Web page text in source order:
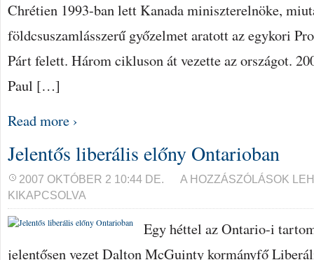
Chrétien 1993-ban lett Kanada miniszterelnöke,
földcsuszamlásszerű győzelmet aratott az egykori
Párt felett. Három cikluson át vezette az országot.
Paul […]
Read more ›
Jelentős liberális előny Ontarioban
2007 OKTÓBER 2 10:44 DE.
JELENTŐS
ONTARIOBAN
A HOZZÁSZÓLÁSOK
KIKAPCSOLVA
Egy héttel az Ontario-i
jelentősen vezet Dalton McGuinty kormányfő